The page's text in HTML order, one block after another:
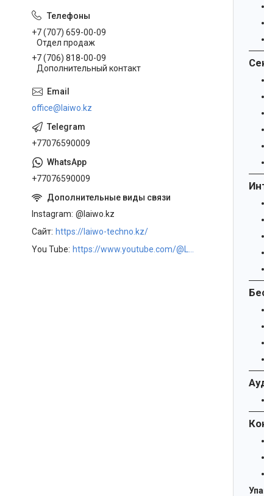
+7 (707) 659-00-09
Отдел продаж
+7 (706) 818-00-09
Дополнительный контакт
office@laiwo.kz
+77076590009
+77076590009
Instagram @laiwo.kz
Сайт https://laiwo-techno.kz/
You Tube